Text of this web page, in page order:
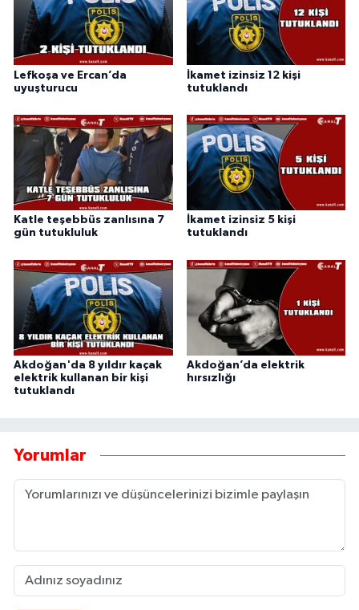
Lefkoşa ve Ercan’da
uyuşturucu
İkamet izinsiz 12 kişi
tutuklandı
Katle teşebbüs zanlısına 7
gün tutukluluk
İkamet izinsiz 5 kişi
tutuklandı
Akdoğan'da 8 yıldır kaçak
elektrik kullanan bir kişi
tutuklandı
Akdoğan’da elektrik
hırsızlığı
Yorumlar